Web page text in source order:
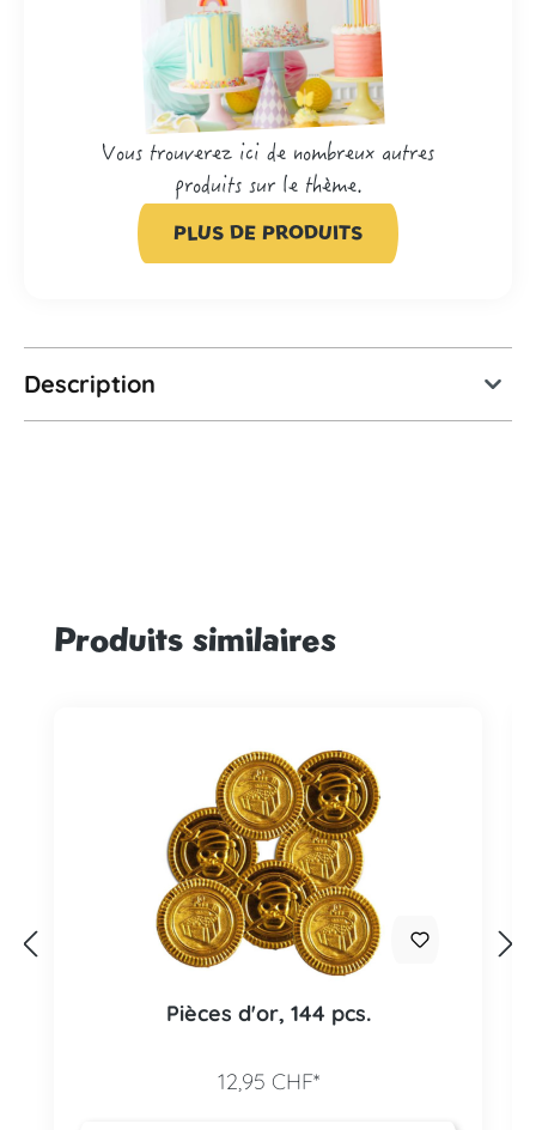
Vous trouverez ici de nombreux autres
produits sur le thème.
PLUS DE PRODUITS
Description
Ignorer la galerie de produits
Produits similaires
Pièces d'or, 144 pcs.
12,95 CHF*